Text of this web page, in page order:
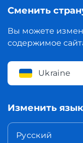
Сменить
Вы можете
содержимое
Ukraine
Изменить язык
Русский